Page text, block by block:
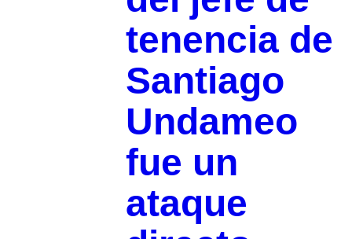
tenencia de
Santiago
Undameo
fue un
ataque